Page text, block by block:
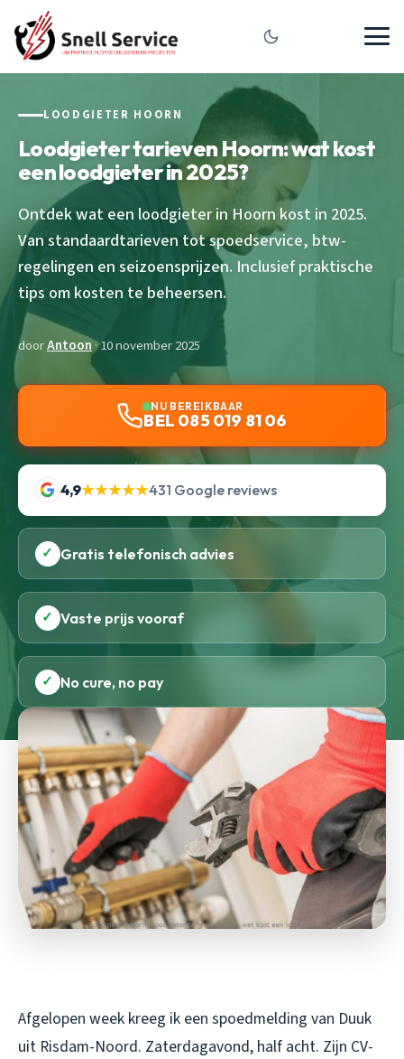
LOODGIETER HOORN
Loodgieter tarieven Hoorn: wat kost
een loodgieter in 2025?
Ontdek wat een loodgieter in Hoorn kost in 2025.
Van standaardtarieven tot spoedservice, btw-
regelingen en seizoensprijzen. Inclusief praktische
tips om kosten te beheersen.
doorAntoon· 10 november 2025
NU BEREIKBAAR
BEL 085 019 81 06
4,9★★★★★431 Google reviews
✓ Gratis telefonisch advies
✓ Vaste prijs vooraf
✓ No cure, no pay
Afgelopen week kreeg ik een spoedmelding van Duuk
uit Risdam-Noord. Zaterdagavond, half acht. Zijn CV-